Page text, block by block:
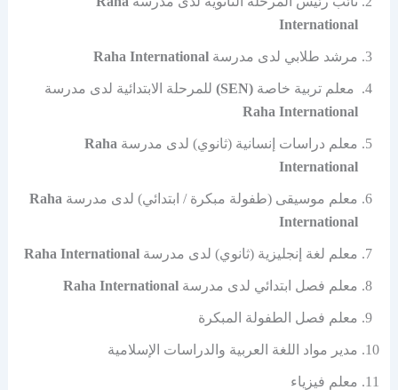
International
مرشد طلابي لدى مدرسة Raha International
معلم تربية خاصة (SEN)
للمرحلة الابتدائية لدى مدرسة
Raha International
معلم دراسات إنسانية (ثانوي) لدى مدرسة Raha
International
معلم موسيقى (طفولة مبكرة / ابتدائي) لدى مدرسة Raha
International
معلم لغة إنجليزية (ثانوي) لدى مدرسة
معلم فصل ابتدائي لدى مدرسة
معلم فصل الطفولة المبكرة
مدير مواد اللغة العربية والدراسات الإسلامية
معلم فيزياء